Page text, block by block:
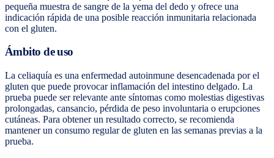
pequeña muestra de sangre de la yema del dedo y ofrece una
indicación rápida de una posible reacción inmunitaria relacionada
con el gluten.
Ámbito de uso
La celiaquía es una enfermedad autoinmune desencadenada por el
gluten que puede provocar inflamación del intestino delgado. La
prueba puede ser relevante ante síntomas como molestias digestivas
prolongadas, cansancio, pérdida de peso involuntaria o erupciones
cutáneas. Para obtener un resultado correcto, se recomienda
mantener un consumo regular de gluten en las semanas previas a la
prueba.